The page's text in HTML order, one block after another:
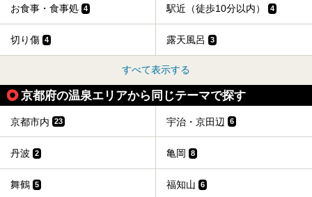
お食事・食事処 4 駅近（徒歩10分以内） 4
切り傷 4 露天風呂 3
すべて表示する
京都府の温泉エリアから同じテーマで探す
京都市内 23 宇治・京田辺 6
丹波 2 亀岡 8
舞鶴 5 福知山 6